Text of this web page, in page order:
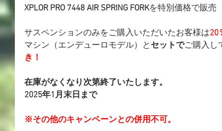
XPLOR PRO 7448 AIR SPRING FORKを特別価格で販売
サスペンションのみをご購入いただいたお客様は20
マシン（エンデューロモデル）と セットでご購入し
き！
在庫がなくなり次第終了いたします。
2025年1月末日まで
​※その他のキャンペーンとの併用不可。